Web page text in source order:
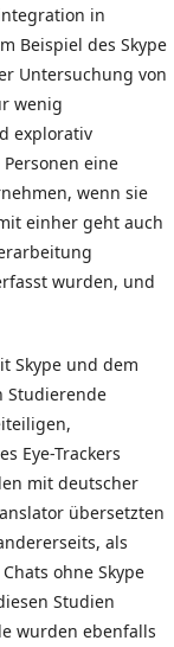
in
Beispiel des Skype
Untersuchung von
wenig
explorativ
eine
wenn sie
einher geht auch
wurden, und
Skype und dem
Studierende
Eye-Trackers
mit deutscher
übersetzten
als
ohne Skype
Studien
wurden ebenfalls